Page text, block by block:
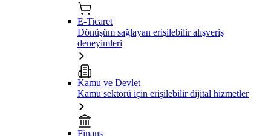
E-Ticaret
Dönüşüm sağlayan erişilebilir alışveriş
deneyimleri
Kamu ve Devlet
Kamu sektörü için erişilebilir dijital hizmetler
Finans